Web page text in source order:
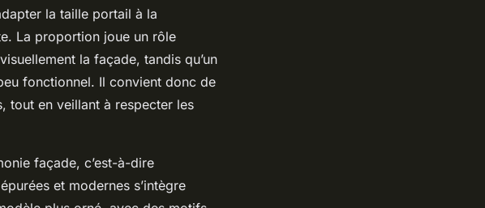
la taille portail à la
La proportion joue un rôle
la façade, tandis qu’un
fonctionnel. Il convient donc de
tout en veillant à respecter les
façade, c’est-à-dire
et modernes s’intègre